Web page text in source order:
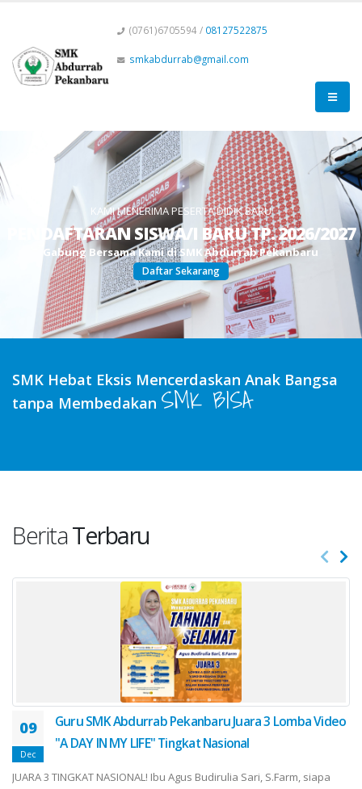
(0761)6705594 / 08127522875
smkabdurrab@gmail.com
KAMI MENERIMA PESERTA DIDIK BARU
PENDAFTARAN SISWA/I BARU TP. 2026/2027
Gabung BersamaKamidiSMKAbdurrabPekanbaru
Daftar Sekarang
SMK Hebat Eksis Mencerdaskan Anak Bangsa
tanpa Membedakan SMK BISA
BeritaTerbaru
09
Dec
Guru SMK Abdurrab Pekanbaru Juara 3 Lomba Video
"A DAY IN MY LIFE" Tingkat Nasional
JUARA 3 TINGKAT NASIONAL! Ibu Agus Budirulia Sari, S.Farm, siapa